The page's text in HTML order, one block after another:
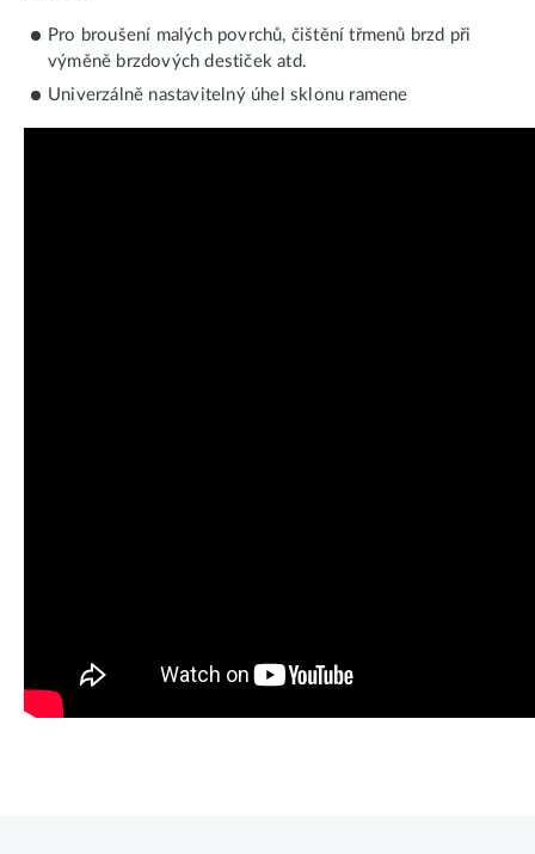
Pro broušení malých povrchů, čištění třmenů brzd při
výměně brzdových destiček atd.
Univerzálně nastavitelný úhel sklonu ramene